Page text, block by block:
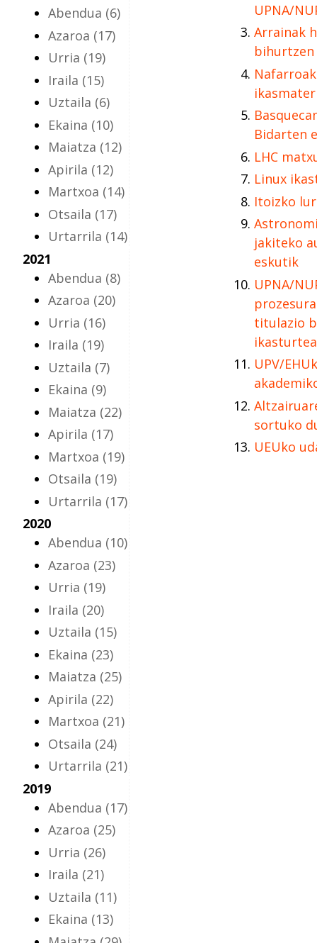
Abendua (6)
Azaroa (17)
Urria (19)
Iraila (15)
Uztaila (6)
Ekaina (10)
Maiatza (12)
Apirila (12)
Martxoa (14)
Otsaila (17)
Urtarrila (14)
2021
Abendua (8)
Azaroa (20)
Urria (16)
Iraila (19)
Uztaila (7)
Ekaina (9)
Maiatza (22)
Apirila (17)
Martxoa (19)
Otsaila (19)
Urtarrila (17)
2020
Abendua (10)
Azaroa (23)
Urria (19)
Iraila (20)
Uztaila (15)
Ekaina (23)
Maiatza (25)
Apirila (22)
Martxoa (21)
Otsaila (24)
Urtarrila (21)
2019
Abendua (17)
Azaroa (25)
Urria (26)
Iraila (21)
Uztaila (11)
Ekaina (13)
UPNA/
Arrainak
Bidarten
LHC
Linux
Itoizko
jakiteko
eskutik
UPNA/
titulazio
UPV/
sortuko
UEUko